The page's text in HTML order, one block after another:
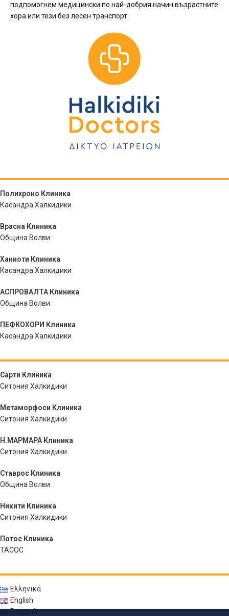
подпомогнем медицински по най-добрия начин възрастните
хора или тези без лесен транспорт.
Полихроно Клиника
Касандра Халкидики
Врасна Клиника
Община Волви
Ханиоти Клиника
Касандра Халкидики
АСПРОВАЛТА Клиника
Община Волви
ПЕФКОХОРИ Клиника
Касандра Халкидики
Сарти Клиника
Ситония Халкидики
Метаморфоси Клиника
Ситония Халкидики
Η.ΜΑΡΜΑΡΑ Клиника
Ситония Халкидики
Ставрос Клиника
Община Волви
Никити Клиника
Ситония Халкидики
Потос Клиника
ТАСОС
Ελληνικά
English
Русский